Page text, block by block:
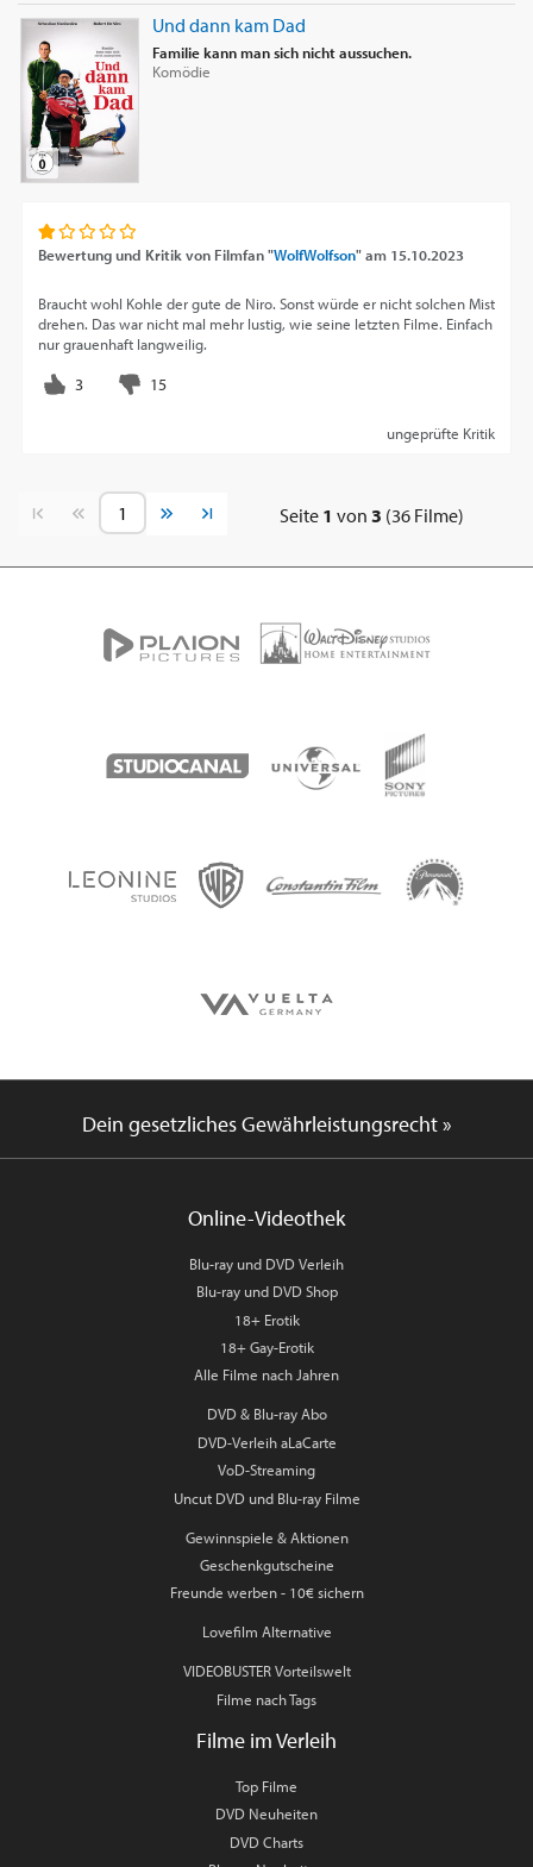
Und dann kam Dad
Familie kann man sich nicht aussuchen.
Komödie
Bewertung und Kritik von Filmfan "WolfWolfson"am 15.10.2023
Braucht wohl Kohle der gute de Niro. Sonst würde er nicht solchen Mist
drehen. Das war nicht mal mehr lustig, wie seine letzten Filme. Einfach
nur grauenhaft langweilig.
ungeprüfte Kritik
Vorherige SeiteNächste SeiteSeite 1 von 3 (36 Filme)
Dein gesetzliches Gewährleistungsrecht »
Online-Videothek
Blu-ray und DVD Verleih
Blu-ray und DVD Shop
18+ Erotik
18+ Gay-Erotik
Alle Filme nach Jahren
DVD & Blu-ray Abo
DVD-Verleih aLaCarte
VoD-Streaming
Uncut DVD und Blu-ray Filme
Gewinnspiele & Aktionen
Geschenkgutscheine
Freunde werben - 10€ sichern
Lovefilm Alternative
VIDEOBUSTER Vorteilswelt
Filme nach Tags
Filme im Verleih
Top Filme
DVD Neuheiten
DVD Charts